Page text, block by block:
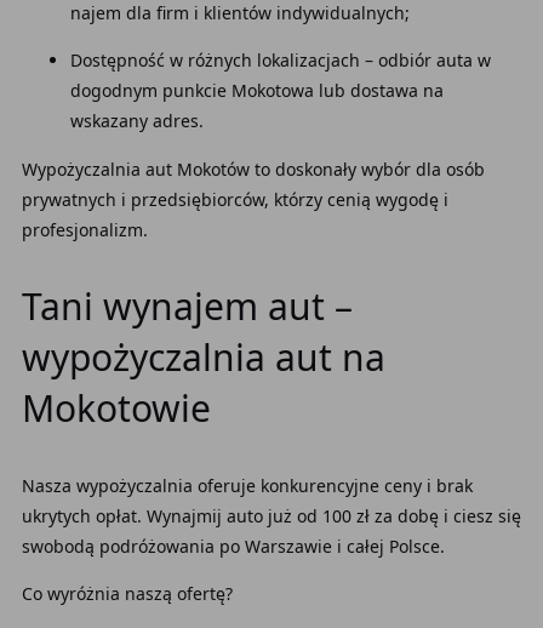
najem dla firm i klientów indywidualnych;
Dostępność w różnych lokalizacjach – odbiór auta w
dogodnym punkcie Mokotowa lub dostawa na
wskazany adres.
Wypożyczalnia aut Mokotów to doskonały wybór dla osób
prywatnych i przedsiębiorców, którzy cenią wygodę i
profesjonalizm.
Tani wynajem aut –
wypożyczalnia aut na
Mokotowie
Nasza wypożyczalnia oferuje konkurencyjne ceny i brak
ukrytych opłat. Wynajmij auto już od 100 zł za dobę i ciesz się
swobodą podróżowania po Warszawie i całej Polsce.
Co wyróżnia naszą ofertę?